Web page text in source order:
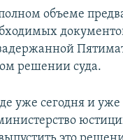
объеме
решении суда.
уже сегодня и уже